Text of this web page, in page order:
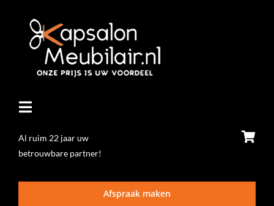
Toggle
Navigatie
Al ruim 22 jaar uw
betrouwbare partner!
Afspraak maken